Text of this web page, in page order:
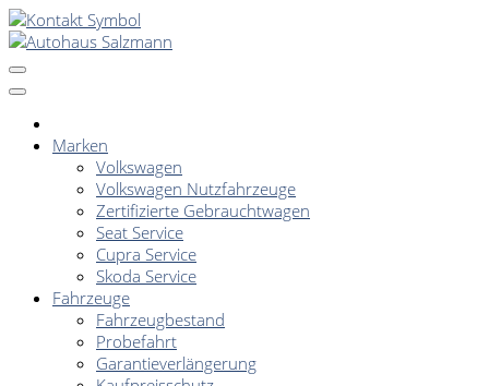
Marken
Volkswagen
Volkswagen Nutzfahrzeuge
Zertifizierte Gebrauchtwagen
Seat Service
Cupra Service
Skoda Service
Fahrzeuge
Fahrzeugbestand
Probefahrt
Garantieverlängerung